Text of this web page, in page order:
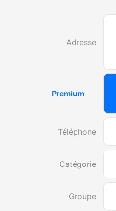
Adresse
Premium
Téléphone
Catégorie
Groupe